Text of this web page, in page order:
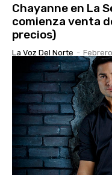
Chayanne en La
comienza venta
precios)
La Voz Del Norte -